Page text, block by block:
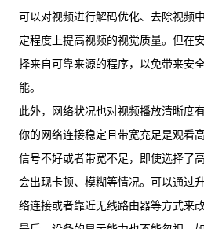
可以对视频进行解码优化、去除视频
定程度上提高视频的视觉质量。但在
择来自可靠来源的程序，以免带来安
能。
此外，网络状况也对视频播放清晰度
你的网络连接稳定且带宽充足是观看
信号不好或者带宽不足，即使选择了
会出现卡顿、模糊等情况。可以通过
络连接或者靠近无线路由器等方式来